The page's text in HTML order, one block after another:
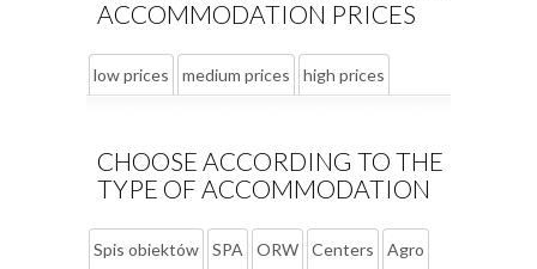
ACCOMMODATION PRICES
low prices medium prices high prices
CHOOSE ACCORDING TO THE
TYPE OF ACCOMMODATION
Spis obiektów SPA ORW Centers Agro